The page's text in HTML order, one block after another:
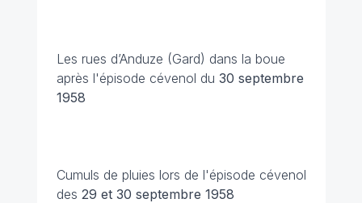
Les rues d’Anduze (Gard) dans la boue
après l'épisode cévenol du 30 septembre
1958
Cumuls de pluies lors de l'épisode cévenol
des 29 et 30 septembre 1958